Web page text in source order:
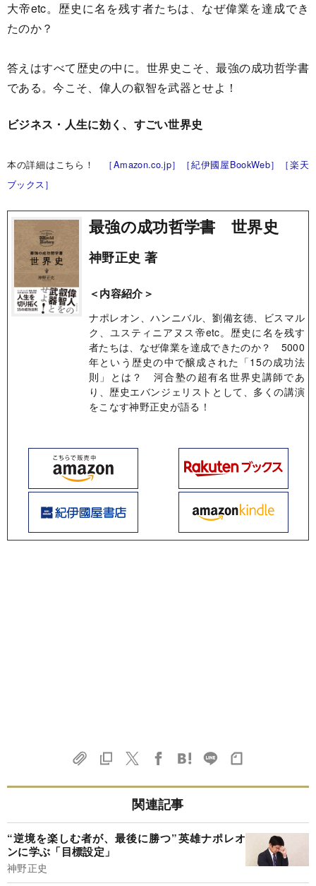
大帝etc。歴史に名を残す者たちは、なぜ偉業を達成でき
たのか？
答えはすべて歴史の中に。世界史こそ、最強の成功哲学書
である。今こそ、偉人の叡智を武器とせよ！
ビジネス・人生に効く、すごい世界史
本の詳細はこちら！ ［Amazon.co.jp］ ［紀伊國屋BookWeb］
［楽天
ブックス］
最強の成功哲学書 世界史
神野正史 著
＜内容紹介＞
ナポレオン、ハンニバル、劉備玄徳、ビスマル
ク、ユスティニアヌス帝etc。歴史に名を残す
者たちは、なぜ偉業を達成できたのか？ 5000
年という歴史の中で醸成された「15の成功法
則」とは？ 河合塾の超有名世界史講師であ
り、歴史エバンジェリストとして、多くの講演
をこなす神野正史が語る！
関連記事
“逆境を楽しむ者が、最後に勝つ”英雄ナポレオ
ンに学ぶ「目標設定」
神野正史